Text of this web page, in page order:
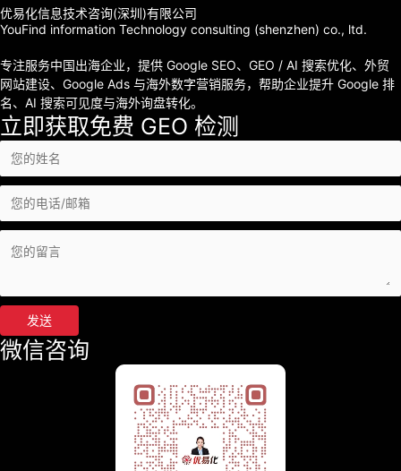
优易化信息技术咨询(深圳)有限公司
YouFind information Technology consulting (shenzhen) co., ltd.
专注服务中国出海企业，提供 Google SEO、GEO / AI 搜索优化、外贸
网站建设、Google Ads 与海外数字营销服务，帮助企业提升 Google 排
名、AI 搜索可见度与海外询盘转化。
立即获取免费 GEO 检测
发送
微信咨询